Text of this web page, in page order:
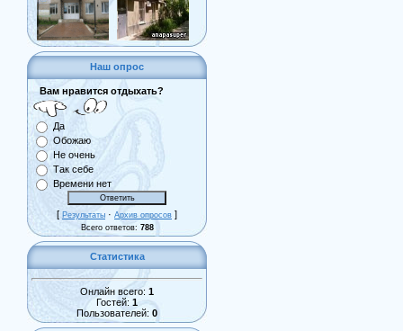
Наш опрос
Вам нравится отдыхать?
Да
Обожаю
Не очень
Так себе
Времени нет
[ Результаты · Архив опросов ]
Всего ответов: 788
Статистика
Онлайн всего: 1
Гостей: 1
Пользователей: 0